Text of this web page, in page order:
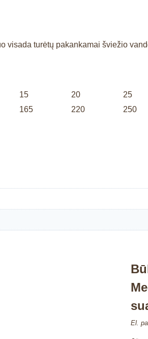
visada turėtų pakankamai šviežio
15 20 25
165 220 250
El.